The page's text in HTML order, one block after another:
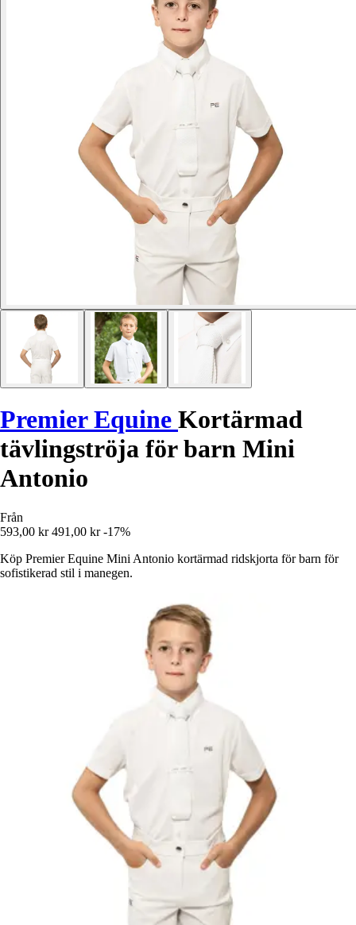
Premier Equine Kortärmad
tävlingströja för barn Mini
Antonio
Från
593,00 kr 491,00 kr -17%
Köp Premier Equine Mini Antonio kortärmad ridskjorta för barn för
sofistikerad stil i manegen.